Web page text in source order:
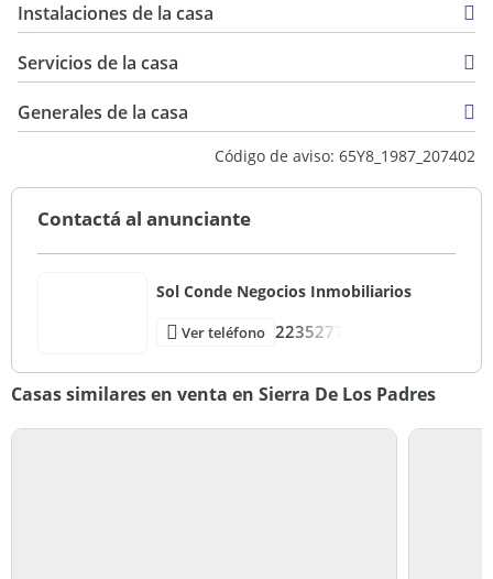
Instalaciones de la casa
Servicios de la casa
Generales de la casa
Código de aviso: 65Y8_1987_207402
Contactá al anunciante
Sol Conde Negocios Inmobiliarios
Ver teléfono 2235277
Casas similares en venta en Sierra De Los Padres